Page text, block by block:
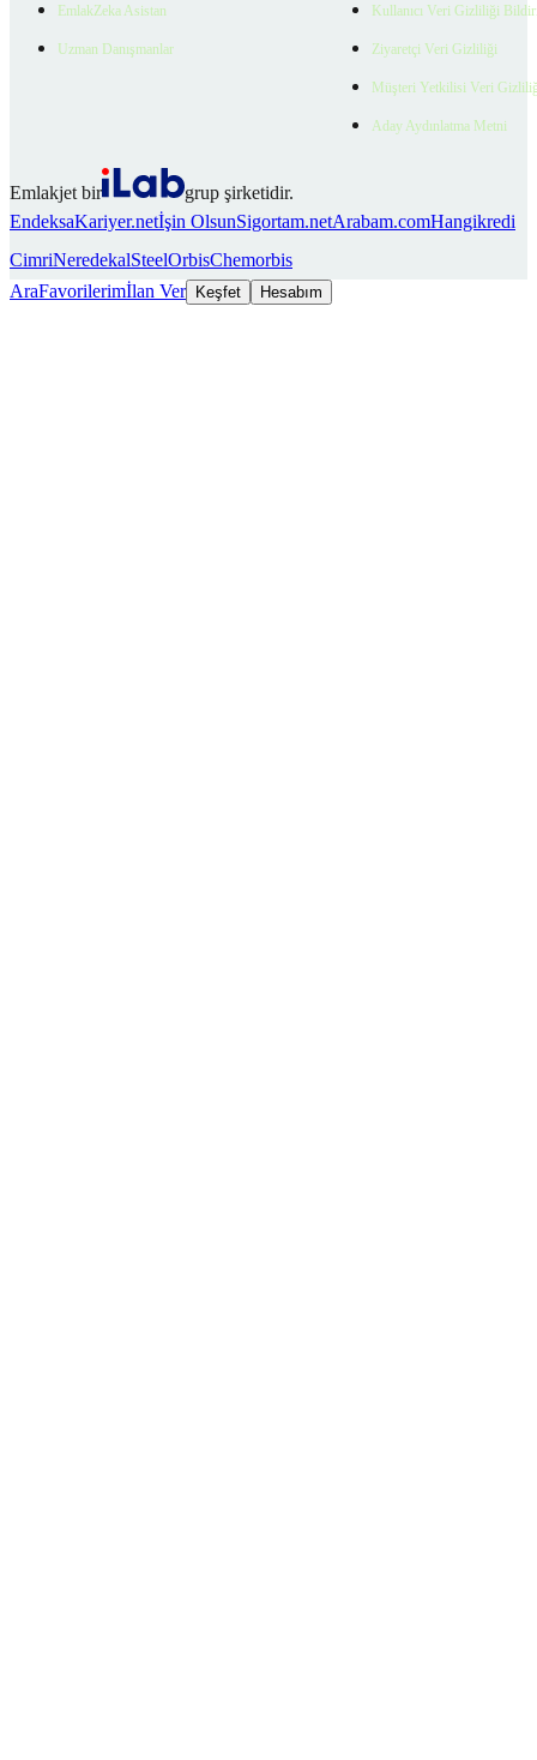
EmlakZeka Asistan
Uzman Danışmanlar
Kullanıcı Veri Gizliliği
Ziyaretçi Veri Gizliliği
Müşteri Yetkilisi Veri
Aday Aydınlatma Metni
Emlakjet bir
grup şirketidir.
EndeksaKariyer.netİşin OlsunSigortam.netArabam.comHangikredi
CimriNeredekalSteelOrbisChemorbis
AraFavorilerimİlan Ver Keşfet Hesabım